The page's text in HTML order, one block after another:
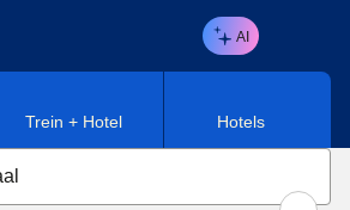
AI
Trein + Hotel Hotels